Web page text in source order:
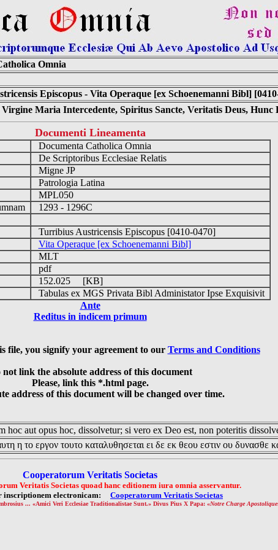
Omnia
Episcopus - Vita Operaque [ex Schoenemanni Bibl]
Maria Intercedente, Spiritus Sancte, Veritatis Deus,
Documenti Lineamenta
Documenta Catholica Omnia
De Scriptoribus Ecclesiae Relatis
Migne JP
Patrologia Latina
MPL050
1293 - 1296C
Turribius Austricensis Episcopus [0410-0470]
Vita Operaque [ex Schoenemanni Bibl]
MLT
pdf
152.025 [KB]
Tabulas ex MGS Privata Bibl Administator Ipse Exquisivit
Ante
Reditus in indicem primum
file, you signify your agreement to our Terms and Conditions
not link the absolute address of this document
Please, link this *.html page.
address of this document will be changed over time.
hoc aut opus hoc, dissolvetur; si vero ex Deo est, non poteritis
η το εργον τουτο καταλυθησεται ει δε εκ θεου εστιν ου δυνασθε
Cooperatorum Veritatis Societas
Veritatis Societas quoad hanc editionem iura omnia asservantur.
inscriptionem electronicam: Cooperatorum Veritatis Societas
... «Amici Veri Ecclesiae Traditionalistae Sunt.» Divus Pius X Papa: «Notre Charge Apostolique